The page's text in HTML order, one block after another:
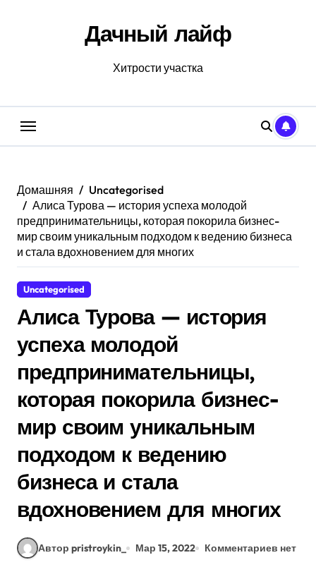
Дачный лайф
Хитрости участка
Домашняя
Uncategorised
Алиса Турова — история успеха молодой
предпринимательницы, которая покорила бизнес-
мир своим уникальным подходом к ведению бизнеса
и стала вдохновением для многих
Uncategorised
Алиса Турова — история
успеха молодой
предпринимательницы,
которая покорила бизнес-
мир своим уникальным
подходом к ведению
бизнеса и стала
вдохновением для многих
Автор pristroykin_ Мар 15, 2022 Комментариев нет